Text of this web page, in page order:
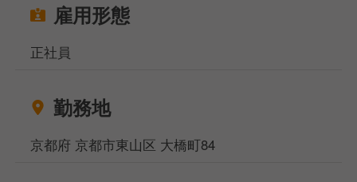
雇用形態
正社員
勤務地
京都府 京都市東山区 大橋町84